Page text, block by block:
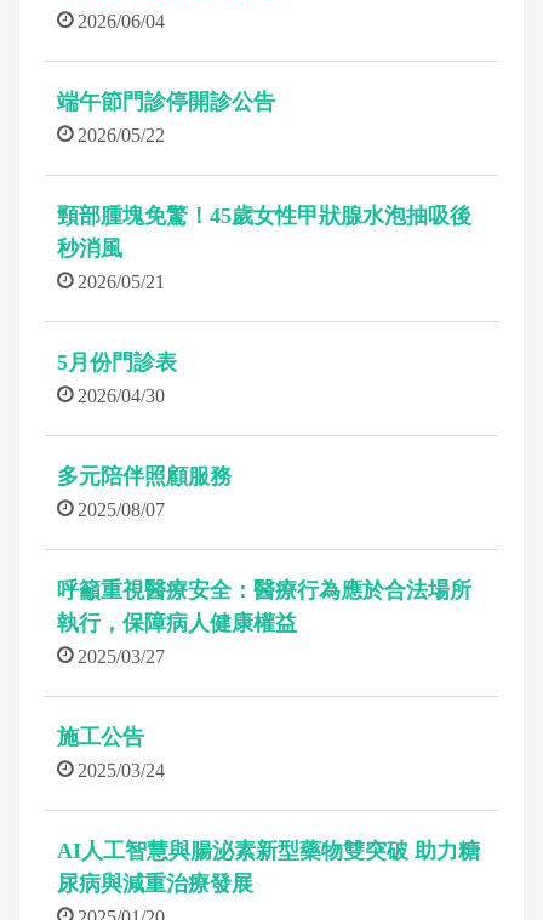
2026/06/04
端午節門診停開診公告
2026/05/22
頸部腫塊免驚！45歲女性甲狀腺水泡抽吸後
秒消風
2026/05/21
5月份門診表
2026/04/30
多元陪伴照顧服務
2025/08/07
呼籲重視醫療安全：醫療行為應於合法場所
執行，保障病人健康權益
2025/03/27
施工公告
2025/03/24
AI人工智慧與腸泌素新型藥物雙突破 助力糖
尿病與減重治療發展